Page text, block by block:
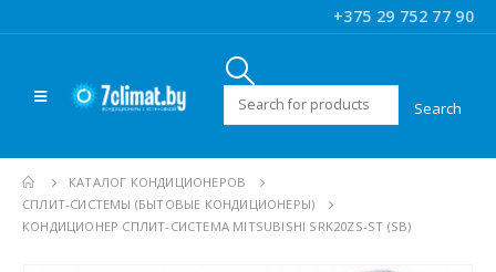
+375 29 752 77 90
Искать:
КАТАЛОГ КОНДИЦИОНЕРОВ
CПЛИТ-СИСТЕМЫ (БЫТОВЫЕ КОНДИЦИОНЕРЫ)
КОНДИЦИОНЕР СПЛИТ-СИСТЕМА MITSUBISHI SRK20ZS-ST (SB)